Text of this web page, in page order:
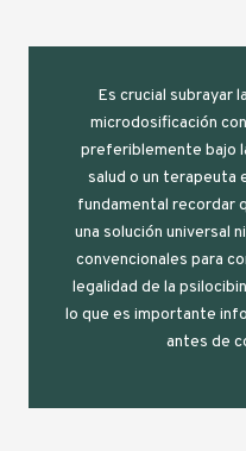
Es crucial subrayar
microdosificación
preferiblemente bajo
salud o un terapeuta
fundamental recordar
una solución universal
convencionales para
legalidad de la
lo que es importante
antes de